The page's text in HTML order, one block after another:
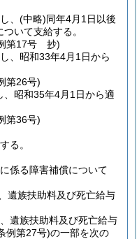
、 (中略)同年4月1日以後
いて支給する。
第17号 抄)
、昭和33年4月1日から
第26号)
、昭和35年4月1日から適
第36号)
る。
係る障害補償について
遺族扶助料及び死亡給与
遺族扶助料及び死亡給与
例第27号)の一部を次の